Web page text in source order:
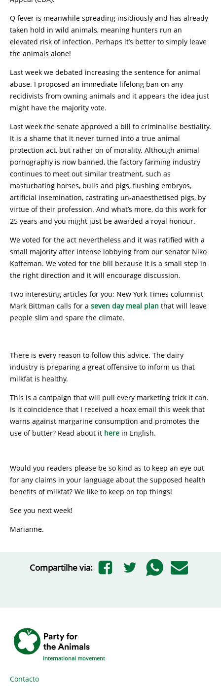
Q fever is meanwhile spreading insidiously and has already
taken hold in wild animals, meaning hunters run an
elevated risk of infection. Perhaps it’s better to simply leave
the animals alone!
Last week we debated increasing the sentence for animal
abuse. I proposed an immediate lifelong ban on any
recidivists from owning animals and it appears the idea just
might have the majority vote.
Last week the senate approved a bill to criminalise bestiality.
It is a shame that it never turned into a true animal
protection act, but rather on of morality. Although animal
pornography is now banned, the factory farming industry
continues to meet out similar treatment, such as
masturbating horses, bulls and pigs, flushing embryos,
artificial insemination, castrating un-anaesthetised pigs, by
virtue of their profession. And what’s more, do this work for
25 years and you might just be awarded a royal honour.
We voted for the act nevertheless and it was ratified with a
small majority after intense lobbying from our senator Niko
Koffeman. We voted for the bill because it is a small step in
the right direction and it will encourage discussion.
Two interesting articles for you: New York Times columnist
Mark Bittman calls for a seven day meal plan that will leave
people slim and spare the climate.
There is every reason to follow this advice. The dairy
industry is preparing a great offensive to inform us that
milkfat is healthy.
This is a campaign that will pull every marketing trick it can.
Is it coincidence that I received a hoax email this week that
warns against margarine consumption and promotes the
use of butter? Read about it here in English.
Would you readers please be so kind as to keep an eye out
for any claims in your language about the supposed health
benefits of milkfat? We like to keep on top things!
See you next week!
Marianne.
Compartilhe via:
International movement
Contacto